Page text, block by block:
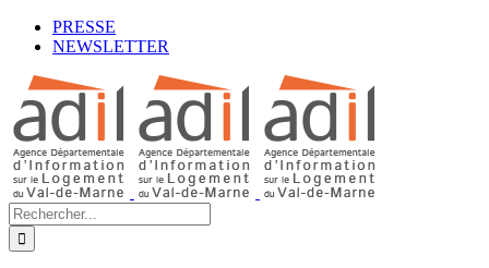
Passer
Facebook
LinkedIn
YouTubePRESSE
NEWSLETTER
Rechercher: